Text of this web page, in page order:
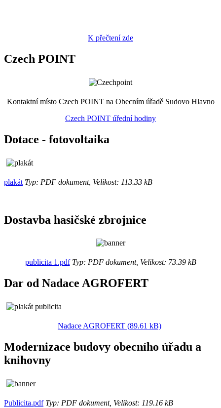
K přečtení zde
Czech POINT
Kontaktní místo Czech POINT na Obecním úřadě Sudovo Hlavno
Czech POINT úřední hodiny
Dotace - fotovoltaika
plakát Typ: PDF dokument, Velikost: 113.33 kB
Dostavba hasičské zbrojnice
publicita 1.pdfTyp: PDF dokument, Velikost: 73.39 kB
Dar od Nadace AGROFERT
Nadace AGROFERT (89.61 kB)
Modernizace budovy obecního úřadu a
knihovny
Publicita.pdfTyp: PDF dokument, Velikost: 119.16 kB